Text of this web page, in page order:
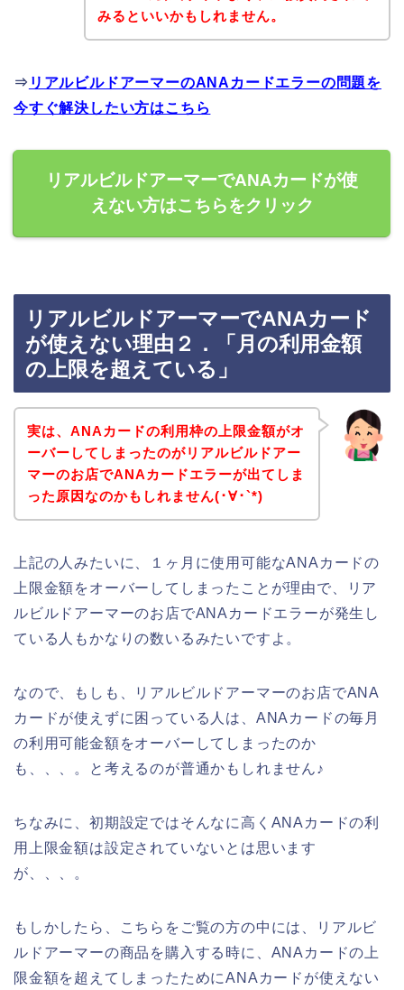
みるといいかもしれません。
⇒ リアルビルドアーマーのANAカードエラーの問題を
今すぐ解決したい方はこちら
リアルビルドアーマーでANAカードが使
えない方はこちらをクリック
リアルビルドアーマーでANAカード
が使えない理由２．「月の利用金額
の上限を超えている」
実は、ANAカードの利用枠の上限金額がオ
ーバーしてしまったのがリアルビルドアー
マーのお店でANAカードエラーが出てしま
った原因なのかもしれません(･∀･`*)
上記の人みたいに、１ヶ月に使用可能なANAカードの
上限金額をオーバーしてしまったことが理由で、リア
ルビルドアーマーのお店でANAカードエラーが発生し
ている人もかなりの数いるみたいですよ。
なので、もしも、リアルビルドアーマーのお店でANA
カードが使えずに困っている人は、ANAカードの毎月
の利用可能金額をオーバーしてしまったのか
も、、、。と考えるのが普通かもしれません♪
ちなみに、初期設定ではそんなに高くANAカードの利
用上限金額は設定されていないとは思います
が、、、。
もしかしたら、こちらをご覧の方の中には、リアルビ
ルドアーマーの商品を購入する時に、ANAカードの上
限金額を超えてしまったためにANAカードが使えない